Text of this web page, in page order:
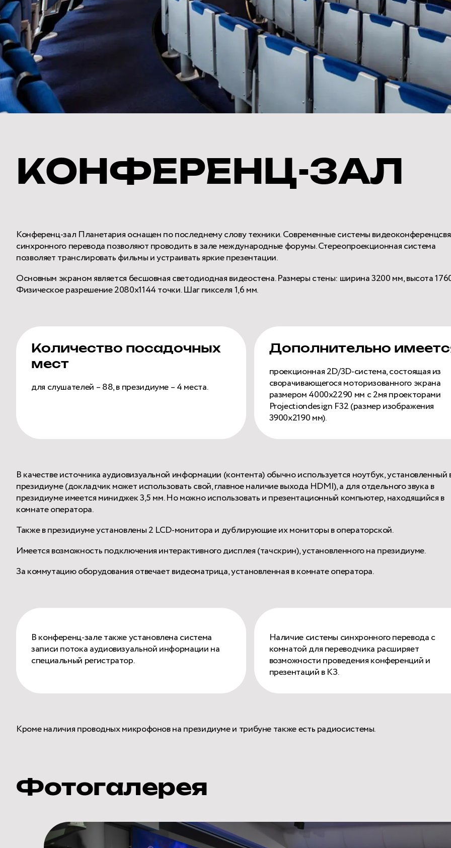
КОНФЕРЕНЦ-ЗАЛ
Конференц-зал Планетария оснащен по последнему слову техники. Современные системы
синхронного перевода позволяют проводить в зале международные форумы. Стереопроекционная система
позволяет транслировать фильмы и устраивать яркие презентации.
Основным экраном является бесшовная светодиодная видеостена. Размеры стены: ширина 3200 мм, высота
Физическое разрешение 2080х1144 точки. Шаг пикселя 1,6 мм.
Количество посадочных
мест
для слушателей – 88, в президиуме – 4 места.
Дополнительно
проекционная 2D/3D-система, состоящая из
сворачивающегося моторизованного экрана
размером 4000х2290 мм с 2мя проекторами
Projectiondesign F32 (размер изображения
3900х2190 мм).
В качестве источника аудиовизуальной информации (контента) обычно используется ноутбук, установленный
президиуме (докладчик может использовать свой, главное наличие выхода HDMI), а для отдельного звука в
президиуме имеется миниджек 3,5 мм. Но можно использовать и презентационный компьютер, находящийся в
комнате оператора.
Также в президиуме установлены 2 LCD-монитора и дублирующие их мониторы в операторской.
Имеется возможность подключения интерактивного дисплея (тачскрин), установленного на президиуме.
За коммутацию оборудования отвечает видеоматрица, установленная в комнате оператора.
В конференц-зале также установлена система
записи потока аудиовизуальной информации на
специальный регистратор.
Наличие системы синхронного перевода с
комнатой для переводчика расширяет
возможности проведения конференций и
презентаций в КЗ.
Кроме наличия проводных микрофонов на президиуме и трибуне также есть радиосистемы.
Фотогалерея